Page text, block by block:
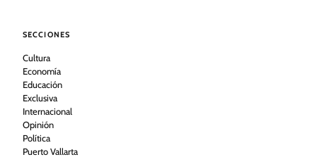
SECCIONES
Cultura
Economía
Educación
Exclusiva
Internacional
Opinión
Política
Puerto Vallarta